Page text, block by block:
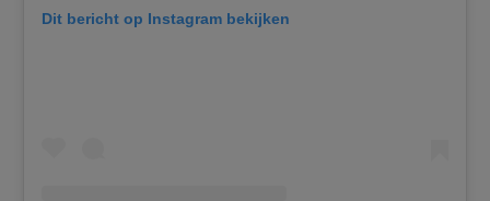
Dit bericht op Instagram bekijken